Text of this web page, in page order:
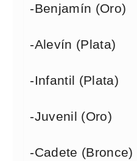
-Benjamín (Oro)
-Alevín (Plata)
-Infantil (Plata)
-Juvenil (Oro)
-Cadete (Bronce)